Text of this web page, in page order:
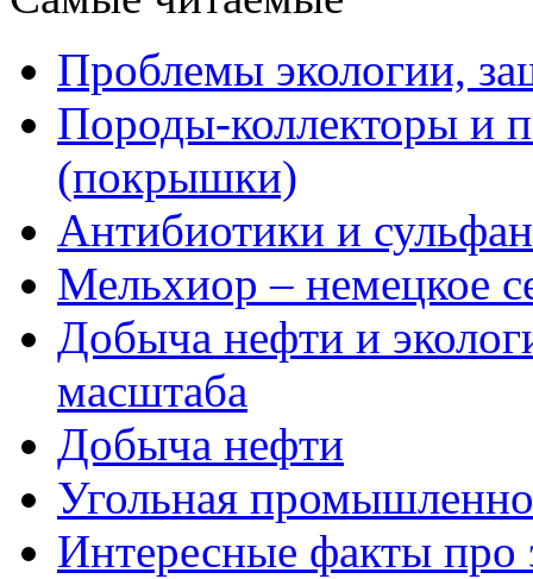
Проблемы экологии,
Породы-коллекторы и
(покрышки)
Антибиотики и
Мельхиор – немецкое
Добыча нефти и
масштаба
Добыча нефти
Угольная
Интересные факты про